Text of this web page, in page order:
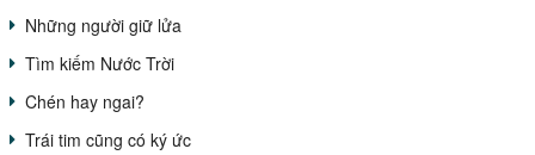
Những người giữ lửa
Tìm kiếm Nước Trời
Chén hay ngai?
Trái tim cũng có ký ức